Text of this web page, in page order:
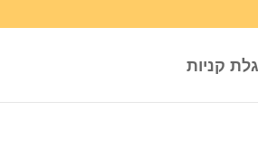
קניות